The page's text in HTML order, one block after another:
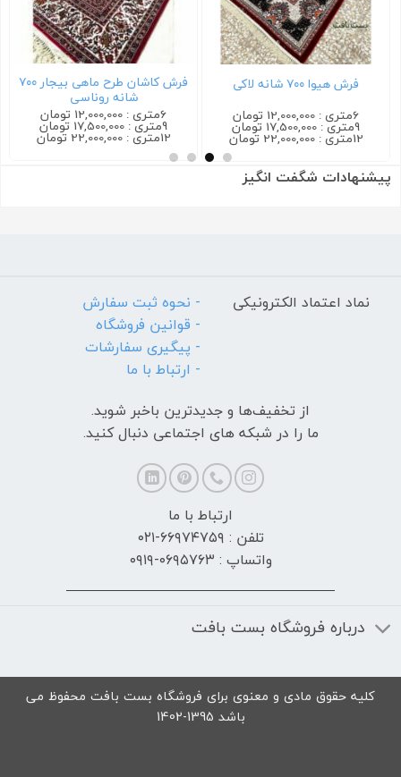
فرش هیوا ۷۰۰ شانه لاکی
6متری : 12,000,000 تومان
9متری : 17,500,000 تومان
12متری : 22,000,000 تومان
فرش کاشان طرح ماهی بیجار ۷۰۰
شانه روناسی
6متری : 12,000,000 تومان
9متری : 17,500,000 تومان
12متری : 22,000,000 تومان
پیشنهادات شگفت انگیز
نماد اعتماد الکترونیکی
- نحوه ثبت سفارش
- قوانین فروشگاه
- پیگیری سفارشات
- ارتباط با ما
از تخفیف‌ها و جدیدترین‌ باخبر شوید.
ما را در شبکه های اجتماعی دنبال کنید.
ارتباط با ما
تلفن : ۶۶۹۷۴۷۵۹-۰۲۱
واتساپ : ۰۶۹۵۷۶۳-۰۹۱۹
درباره فروشگاه بست بافت
کلیه حقوق مادی و معنوی برای فروشگاه بست بافت محفوظ می
باشد 1395-1402